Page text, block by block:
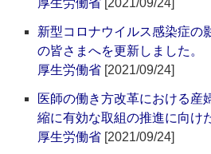
厚生労働省 [2021/09/24]
新型コロナウイルス感染症の
の皆さまへを更新しました。
厚生労働省 [2021/09/24]
医師の働き方改革における産
縮に有効な取組の推進に向け
厚生労働省 [2021/09/24]